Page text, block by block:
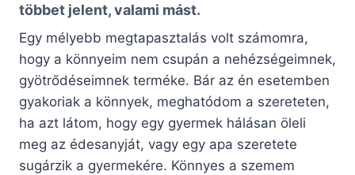
többet jelent, valami mást.
Egy mélyebb megtapasztalás volt számomra,
hogy a könnyeim nem csupán a nehézségeimnek,
gyötrődéseimnek terméke. Bár az én esetemben
gyakoriak a könnyek, meghatódom a szereteten,
ha azt látom, hogy egy gyermek hálásan öleli
meg az édesanyját, vagy egy apa szeretete
sugárzik a gyermekére. Könnyes a szemem